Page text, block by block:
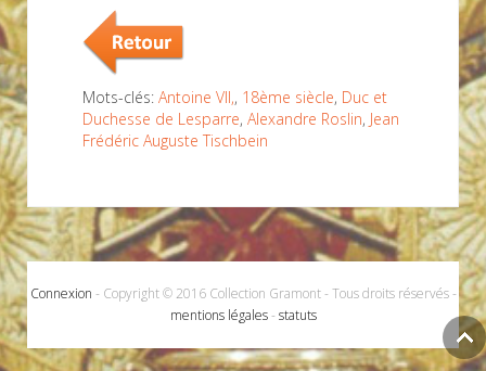
Mots-clés: Antoine VII,, 18ème siècle, Duc et
Duchesse de Lesparre, Alexandre Roslin, Jean
Frédéric Auguste Tischbein
Connexion - Copyright © 2016 Collection Gramont - Tous droits réservés -
mentions légales- statuts